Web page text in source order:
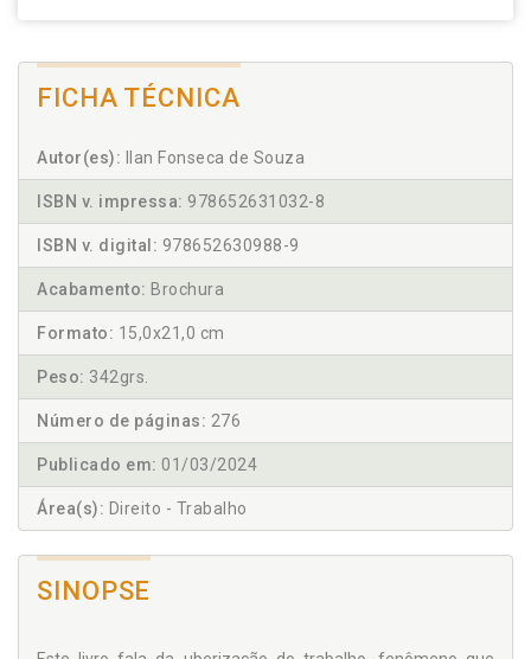
FICHA TÉCNICA
Autor(es): Ilan Fonseca de Souza
ISBN v. impressa: 978652631032-8
ISBN v. digital: 978652630988-9
Acabamento: Brochura
Formato: 15,0x21,0 cm
Peso: 342grs.
Número de páginas: 276
Publicado em: 01/03/2024
Área(s): Direito - Trabalho
SINOPSE